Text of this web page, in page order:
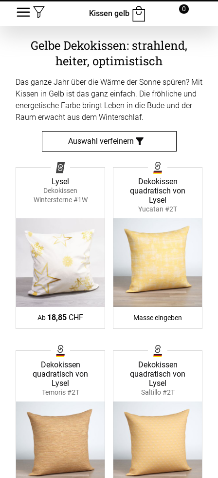
Kissen gelb
0
Gelbe Dekokissen: strahlend,
heiter, optimistisch
Das ganze Jahr über die Wärme der Sonne spüren? Mit
Kissen in Gelb ist das ganz einfach. Die fröhliche und
energetische Farbe bringt Leben in die Bude und der
Raum erwacht aus dem Winterschlaf.
Auswahl verfeinern
Lysel
Dekokissen
Wintersterne #1W
Ab 18,85 CHF
Dekokissen
quadratisch von
Lysel
Yucatan #2T
Masse eingeben
Dekokissen
quadratisch von
Lysel
Temoris #2T
Dekokissen
quadratisch von
Lysel
Saltillo #2T